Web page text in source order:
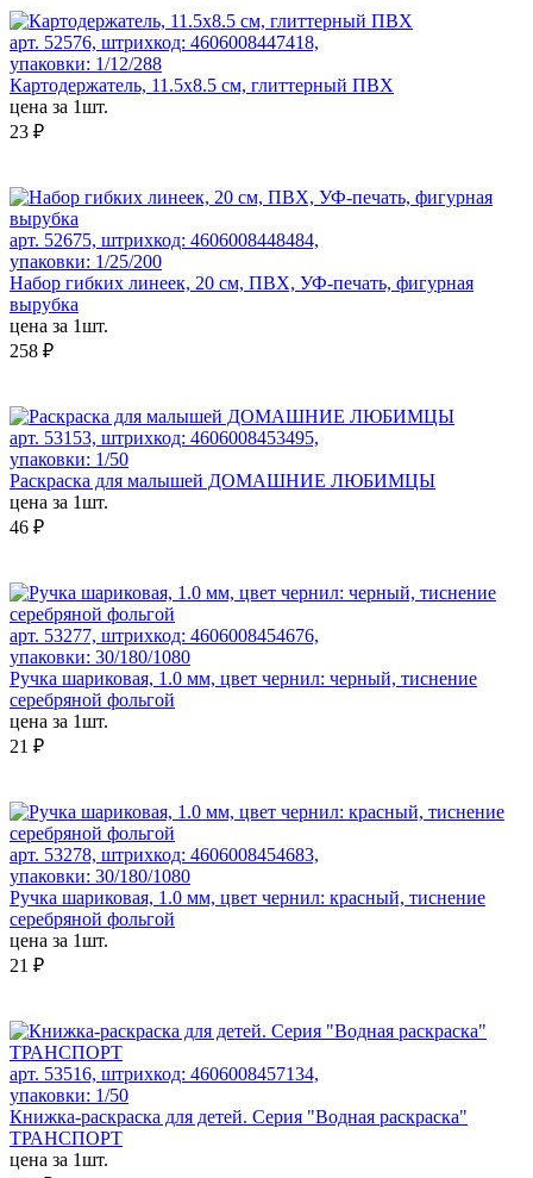
арт. 52576, штрихкод: 4606008447418,
упаковки: 1/12/288
Картодержатель, 11.5x8.5 см, глиттерный ПВХ
цена за 1шт.
23 ₽
арт. 52675, штрихкод: 4606008448484,
упаковки: 1/25/200
Набор гибких линеек, 20 см, ПВХ, УФ-печать, фигурная
вырубка
цена за 1шт.
258 ₽
арт. 53153, штрихкод: 4606008453495,
упаковки: 1/50
Раскраска для малышей ДОМАШНИЕ ЛЮБИМЦЫ
цена за 1шт.
46 ₽
арт. 53277, штрихкод: 4606008454676,
упаковки: 30/180/1080
Ручка шариковая, 1.0 мм, цвет чернил: черный, тиснение
серебряной фольгой
цена за 1шт.
21 ₽
арт. 53278, штрихкод: 4606008454683,
упаковки: 30/180/1080
Ручка шариковая, 1.0 мм, цвет чернил: красный, тиснение
серебряной фольгой
цена за 1шт.
21 ₽
арт. 53516, штрихкод: 4606008457134,
упаковки: 1/50
Книжка-раскраска для детей. Серия "Водная раскраска"
ТРАНСПОРТ
цена за 1шт.